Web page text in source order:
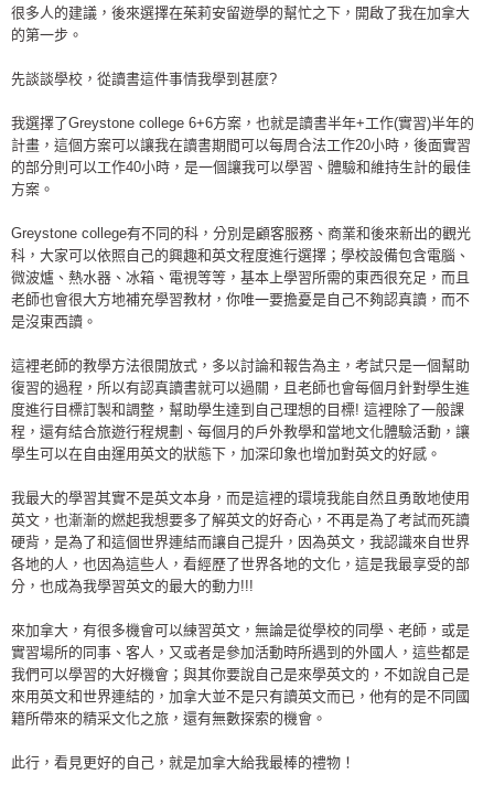
很多人的建議，後來選擇在茱莉安留遊學的幫忙之下，開啟了我在加拿大
的第一步。
先談談學校，從讀書這件事情我學到甚麼?
我選擇了Greystone college 6+6方案，也就是讀書半年+工作(實習)半年的
計畫，這個方案可以讓我在讀書期間可以每周合法工作20小時，後面實習
的部分則可以工作40小時，是一個讓我可以學習、體驗和維持生計的最佳
方案。
Greystone college有不同的科，分別是顧客服務、商業和後來新出的觀光
科，大家可以依照自己的興趣和英文程度進行選擇；學校設備包含電腦、
微波爐、熱水器、冰箱、電視等等，基本上學習所需的東西很充足，而且
老師也會很大方地補充學習教材，你唯一要擔憂是自己不夠認真讀，而不
是沒東西讀。
這裡老師的教學方法很開放式，多以討論和報告為主，考試只是一個幫助
復習的過程，所以有認真讀書就可以過關，且老師也會每個月針對學生進
度進行目標訂製和調整，幫助學生達到自己理想的目標! 這裡除了一般課
程，還有結合旅遊行程規劃、每個月的戶外教學和當地文化體驗活動，讓
學生可以在自由運用英文的狀態下，加深印象也增加對英文的好感。
我最大的學習其實不是英文本身，而是這裡的環境我能自然且勇敢地使用
英文，也漸漸的燃起我想要多了解英文的好奇心，不再是為了考試而死讀
硬背，是為了和這個世界連結而讓自己提升，因為英文，我認識來自世界
各地的人，也因為這些人，看經歷了世界各地的文化，這是我最享受的部
分，也成為我學習英文的最大的動力!!!
來加拿大，有很多機會可以練習英文，無論是從學校的同學、老師，或是
實習場所的同事、客人，又或者是參加活動時所遇到的外國人，這些都是
我們可以學習的大好機會；與其你要說自己是來學英文的，不如說自己是
來用英文和世界連結的，加拿大並不是只有讀英文而已，他有的是不同國
籍所帶來的精采文化之旅，還有無數探索的機會。
此行，看見更好的自己，就是加拿大給我最棒的禮物！